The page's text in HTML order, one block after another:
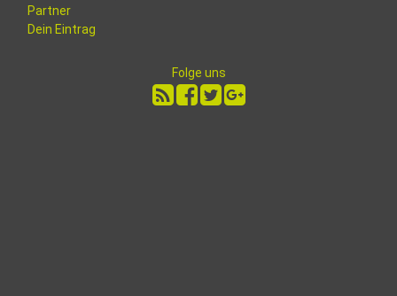
Partner
Dein Eintrag
Folge uns